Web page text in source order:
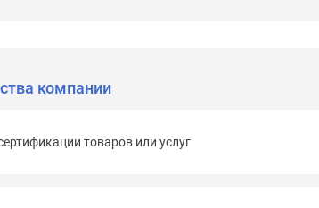
компании
товаров или услуг